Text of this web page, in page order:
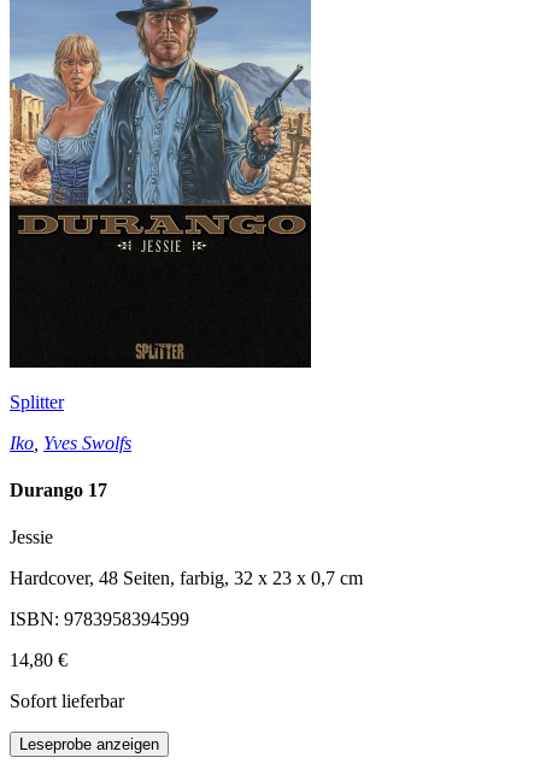
Splitter
Iko Yves Swolfs
Durango 17
Jessie
Hardcover, 48 Seiten, farbig, 32 x 23 x 0,7 cm
ISBN: 9783958394599
14,80 €
Sofort lieferbar
Leseprobe anzeigen